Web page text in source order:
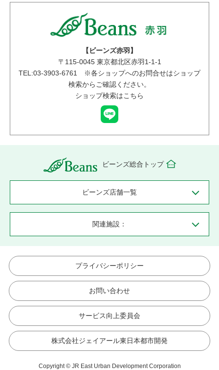
【ビーンズ赤羽】
〒 115-0045東京都北区赤羽1-1-1
TEL:03-3903-6761 ※各ショップへのお問合せはショップ
検索からご確認ください。
ショップ検索はこちら
ビーンズ総合トップ
ビーンズ店舗一覧
関連施設：
プライバシーポリシー
お問い合わせ
サービス向上委員会
株式会社ジェイアール東日本都市開発
Copyright © JR East Urban Development Corporation